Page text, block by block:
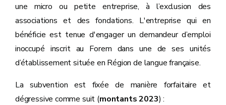
une micro ou petite entreprise, à l’exclusion des
associations et des fondations. L'entreprise qui en
bénéficie est tenue d'engager un demandeur d’emploi
inoccupé inscrit au Forem dans une de ses unités
d’établissement située en Région de langue française.
La subvention est fixée de manière forfaitaire et
dégressive comme suit (montants 2023) :